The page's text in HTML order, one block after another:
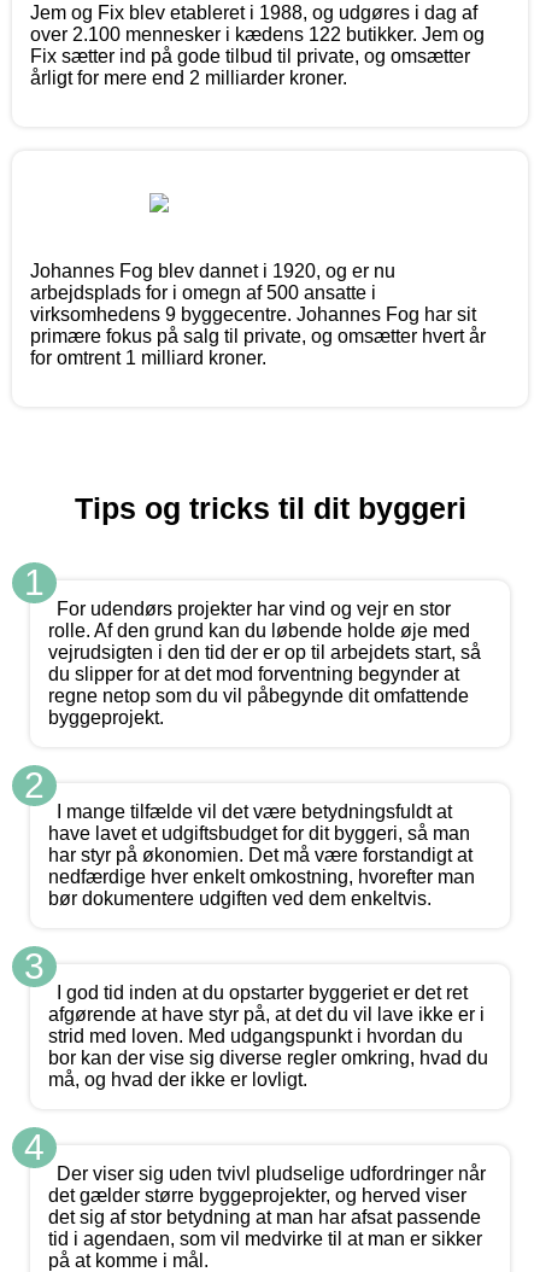
Jem og Fix blev etableret i 1988, og udgøres i dag af
over 2.100 mennesker i kædens 122 butikker. Jem og
Fix sætter ind på gode tilbud til private, og omsætter
årligt for mere end 2 milliarder kroner.
Johannes Fog blev dannet i 1920, og er nu
arbejdsplads for i omegn af 500 ansatte i
virksomhedens 9 byggecentre. Johannes Fog har sit
primære fokus på salg til private, og omsætter hvert år
for omtrent 1 milliard kroner.
Tips og tricks til dit byggeri
1
For udendørs projekter har vind og vejr en stor
rolle. Af den grund kan du løbende holde øje med
vejrudsigten i den tid der er op til arbejdets start, så
du slipper for at det mod forventning begynder at
regne netop som du vil påbegynde dit omfattende
byggeprojekt.
2
I mange tilfælde vil det være betydningsfuldt at
have lavet et udgiftsbudget for dit byggeri, så man
har styr på økonomien. Det må være forstandigt at
nedfærdige hver enkelt omkostning, hvorefter man
bør dokumentere udgiften ved dem enkeltvis.
3
I god tid inden at du opstarter byggeriet er det ret
afgørende at have styr på, at det du vil lave ikke er i
strid med loven. Med udgangspunkt i hvordan du
bor kan der vise sig diverse regler omkring, hvad du
må, og hvad der ikke er lovligt.
4
Der viser sig uden tvivl pludselige udfordringer når
det gælder større byggeprojekter, og herved viser
det sig af stor betydning at man har afsat passende
tid i agendaen, som vil medvirke til at man er sikker
på at komme i mål.